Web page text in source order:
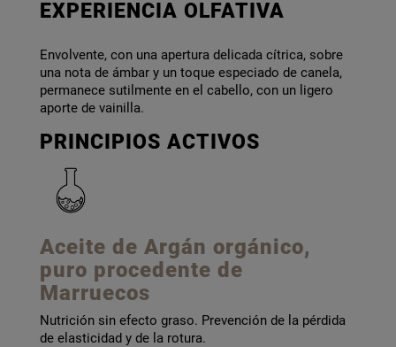
EXPERIENCIA OLFATIVA
Envolvente, con una apertura delicada cítrica, sobre
una nota de ámbar y un toque especiado de canela,
permanece sutilmente en el cabello, con un ligero
aporte de vainilla.
PRINCIPIOS ACTIVOS
Aceite de Argán orgánico,
puro procedente de
Marruecos
Nutrición sin efecto graso. Prevención de la pérdida
de elasticidad y de la rotura.